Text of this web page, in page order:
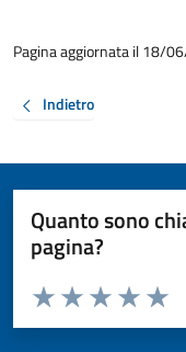
Pagina aggiornata il 18/
Indietro
Quanto sono
pagina?
Valuta da 1 a 5 stelle la
Valuta 4
Valuta 3
Valuta 2 stelle
Valuta 1 stelle su 5